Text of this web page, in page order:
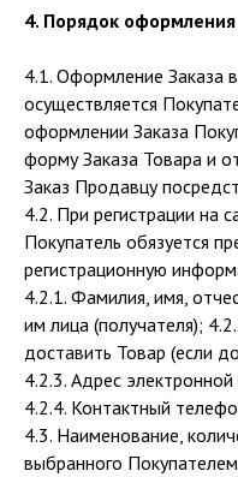
4. Порядок оформления
4.1. Оформление Заказа
осуществляется
оформлении Заказа
форму Заказа Товара и
Заказ Продавцу
4.2. При регистрации на
Покупатель обязуется
регистрационную
4.2.1. Фамилия, имя,
им лица (получателя);
доставить Товар (если
4.2.3. Адрес
4.2.4. Контактный
4.3. Наименование,
выбранного